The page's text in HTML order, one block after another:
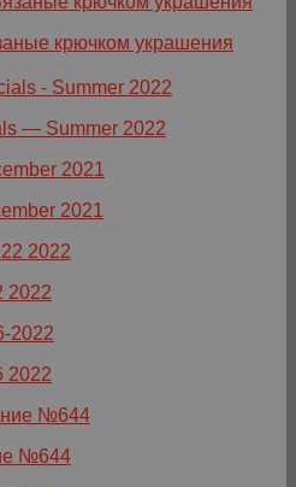
крючком украшения
— Summer 2022
2021
2022
2022
№644